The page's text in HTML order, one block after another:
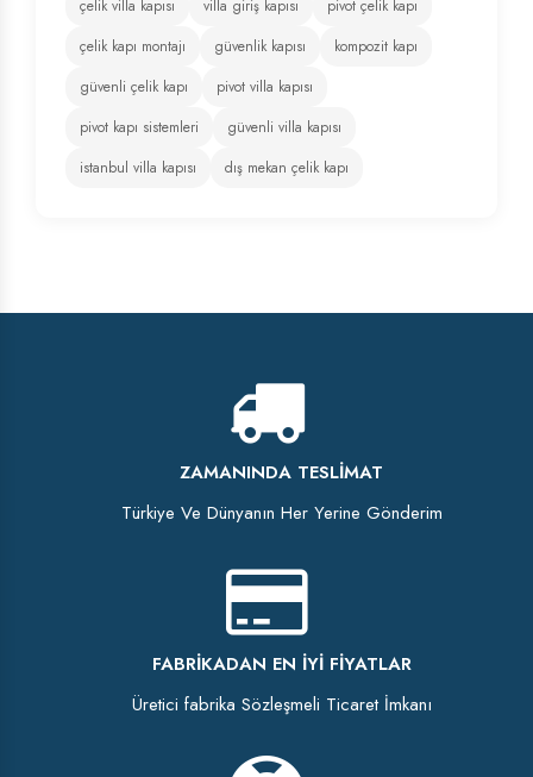
çelik villa kapısı
villa giriş kapısı
pivot çelik kapı
çelik kapı montajı
güvenlik kapısı
kompozit kapı
güvenli çelik kapı
pivot villa kapısı
pivot kapı sistemleri
güvenli villa kapısı
istanbul villa kapısı
dış mekan çelik kapı
ZAMANINDA TESLIMAT
Türkiye Ve Dünyanın Her Yerine Gönderim
FABRIKADAN EN İYI FIYATLAR
Üretici fabrika Sözleşmeli Ticaret İmkanı